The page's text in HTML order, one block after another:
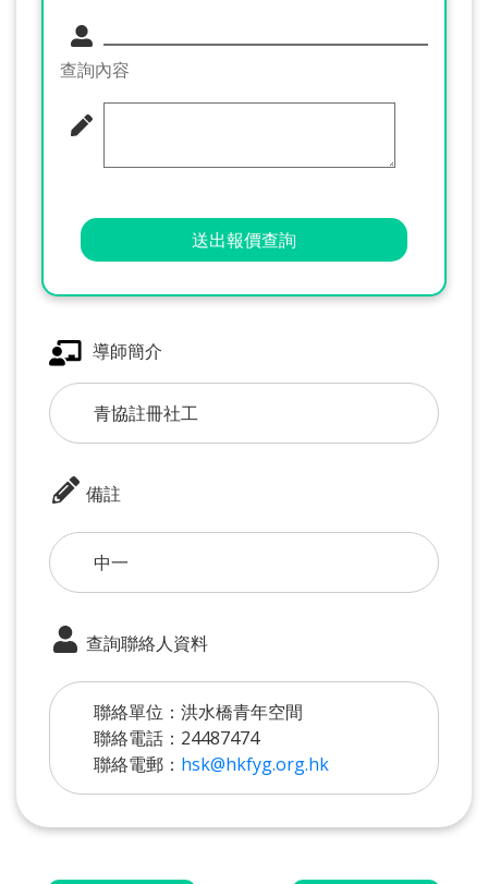
查詢內容
送出報價查詢
導師簡介
青協註冊社工
備註
中一
查詢聯絡人資料
聯絡單位：洪水橋青年空間
聯絡電話：24487474
聯絡電郵： hsk@hkfyg.org.hk